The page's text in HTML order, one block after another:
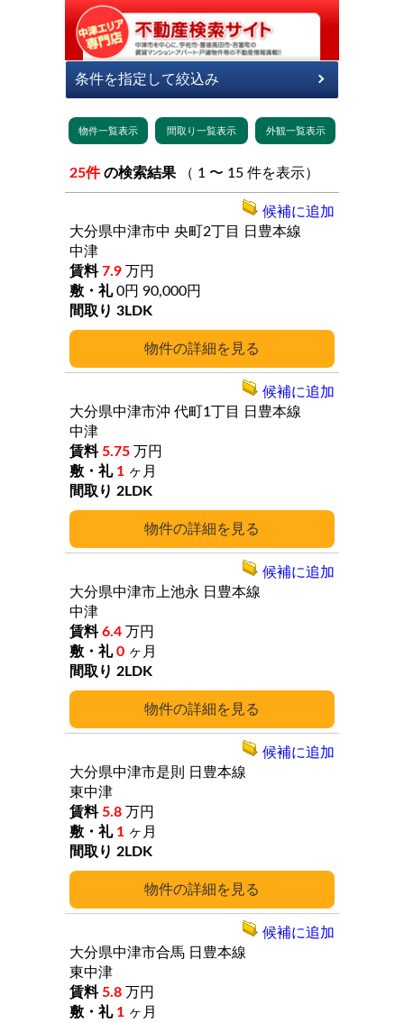
25件 の検索結果 （ 1 〜 15 件を表示）
詳細
大分県中津市中 央町2丁目
日豊本線
中津
7.9 万円
0円 90,000円
3LDK
候補に追加
詳細
大分県中津市沖 代町1丁目
日豊本線
中津
5.75 万円
1 ヶ月
2LDK
候補に追加
詳細
大分県中津市上池永 日豊本線
中津
6.4 万円
0 ヶ月
2LDK
候補に追加
詳細
大分県中津市是則
日豊本線
東中津
5.8 万円
1 ヶ月
2LDK
候補に追加
大分県中津市合馬 日豊本線
東中津
5.8 万円
1 ヶ月
候補に追加